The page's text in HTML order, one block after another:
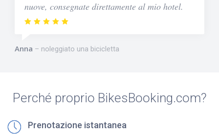
nuove, consegnate direttamente al mio hotel.
Anna noleggiato una bicicletta
Perché proprio BikesBooking.com?
Prenotazione istantanea